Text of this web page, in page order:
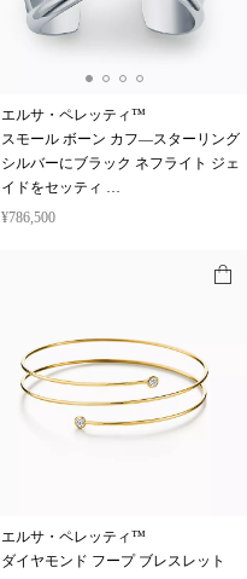
エルサ・ペレッティ™
スモール ボーン カフ—スターリング
シルバーにブラック ネフライト ジェ
イドをセッティ …
¥786,500
エルサ・ペレッティ™
ダイヤモンド フープ ブレスレット